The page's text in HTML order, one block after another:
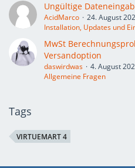
Ungültige
AcidMarco
24. August
Installation, Updates und
MwSt
Versandoption
daswirdwas
4. August
Allgemeine Fragen
Tags
VIRTUEMART 4